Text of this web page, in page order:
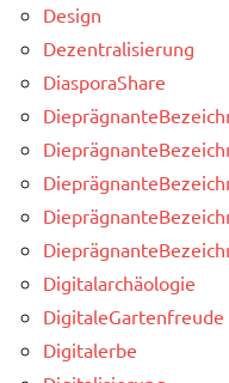
Design
Dezentralisierung
DiasporaShare
Digitalarchäologie
DigitaleGartenfreude
Digitalerbe